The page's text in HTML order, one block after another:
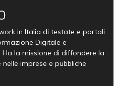
in Italia di testate e portali
Digitale e
Ha la missione di diffondere la
imprese e pubbliche